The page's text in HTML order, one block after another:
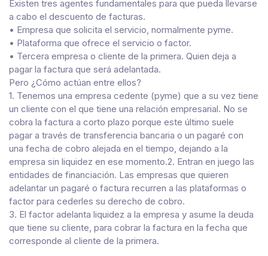
Existen tres agentes fundamentales para que pueda llevarse
a cabo el descuento de facturas.
• Empresa que solicita el servicio, normalmente pyme.
• Plataforma que ofrece el servicio o factor.
• Tercera empresa o cliente de la primera. Quien deja a
pagar la factura que será adelantada.
Pero ¿Cómo actúan entre ellos?
1. Tenemos una empresa cedente (pyme) que a su vez tiene
un cliente con el que tiene una relación empresarial. No se
cobra la factura a corto plazo porque este último suele
pagar a través de transferencia bancaria o un pagaré con
una fecha de cobro alejada en el tiempo, dejando a la
empresa sin liquidez en ese momento.2. Entran en juego las
entidades de financiación. Las empresas que quieren
adelantar un pagaré o factura recurren a las plataformas o
factor para cederles su derecho de cobro.
3. El factor adelanta liquidez a la empresa y asume la deuda
que tiene su cliente, para cobrar la factura en la fecha que
corresponde al cliente de la primera.